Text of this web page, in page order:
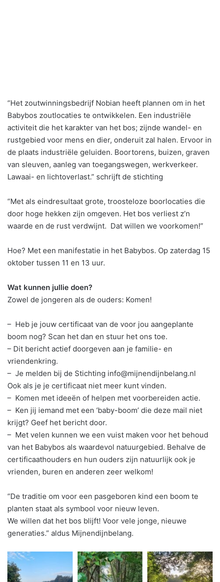
“Het zoutwinningsbedrijf Nobian heeft plannen om in het
Babybos zoutlocaties te ontwikkelen. Een industriële
activiteit die het karakter van het bos; zijnde wandel- en
rustgebied voor mens en dier, onderuit zal halen. Ervoor in
de plaats industriële geluiden. Boortorens, buizen, graven
van sleuven, aanleg van toegangswegen, werkverkeer.
Lawaai- en lichtoverlast.” schrijft de stichting
“Met als eindresultaat grote, troosteloze boorlocaties die
door hoge hekken zijn omgeven. Het bos verliest z’n
waarde en de rust verdwijnt. Dat willen we voorkomen!”
Hoe? Met een manifestatie in het Babybos. Op zaterdag 15
oktober tussen 11 en 13 uur.
Wat kunnen jullie doen?
Zowel de jongeren als de ouders: Komen!
– Heb je jouw certificaat van de voor jou aangeplante
boom nog? Scan het dan en stuur het ons toe.
– Dit bericht actief doorgeven aan je familie- en
vriendenkring.
– Je melden bij de Stichting info@mijnendijnbelang.nl
Ook als je je certificaat niet meer kunt vinden.
– Komen met ideeën of helpen met voorbereiden actie.
– Ken jij iemand met een ‘baby-boom’ die deze mail niet
krijgt? Geef het bericht door.
– Met velen kunnen we een vuist maken voor het behoud
van het Babybos als waardevol natuurgebied. Behalve de
certificaathouders en hun ouders zijn natuurlijk ook je
vrienden, buren en anderen zeer welkom!
“De traditie om voor een pasgeboren kind een boom te
planten staat als symbool voor nieuw leven.
We willen dat het bos blijft! Voor vele jonge, nieuwe
generaties.” aldus Mijnendijnbelang.